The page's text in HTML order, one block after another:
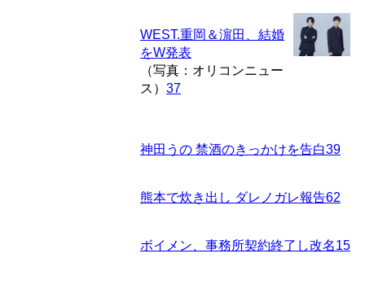
WEST.重岡＆濵田、結婚
をW発表
（写真：オリコンニュー
ス） 37
神田うの 禁酒のきっかけを告白39
熊本で炊き出し ダレノガレ報告62
ボイメン、事務所契約終了し改名15